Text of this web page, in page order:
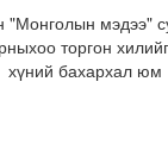
мэдээ"
торгон
хүний бахархал юм